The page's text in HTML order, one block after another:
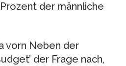
der männliche
vorn Neben der
der Frage nach,